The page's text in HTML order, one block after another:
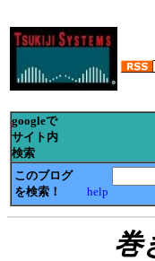
googleで
サイト内
検索
このブログ
を検索！
help
巻